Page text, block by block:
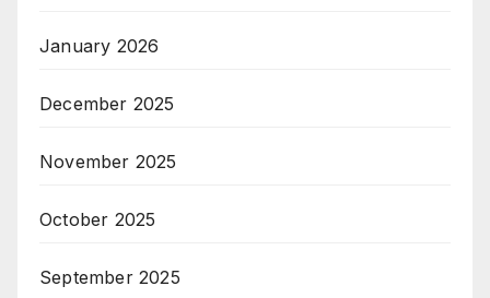
January 2026
December 2025
November 2025
October 2025
September 2025